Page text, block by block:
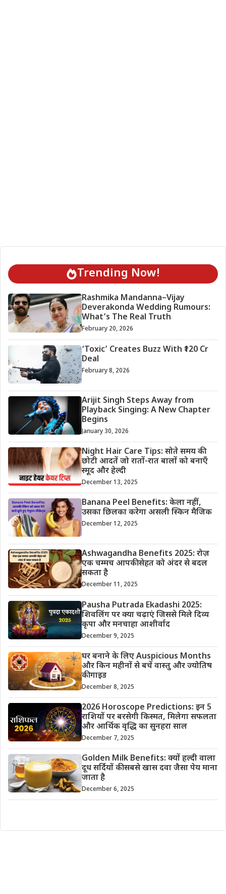
Trending Now!
Rashmika Mandanna–Vijay
Deverakonda Wedding Rumours:
What’s The Real Truth
February 20, 2026
‘Toxic’ Creates Buzz With ₹120 Cr
Deal
February 8, 2026
Arijit Singh Steps Away from
Playback Singing: A New Chapter
Begins
January 30, 2026
Night Hair Care Tips: सोते समय की
छोटी आदतें जो रातों-रात बालों को बनाएँ
स्मूद और हेल्दी
December 13, 2025
Banana Peel Benefits: केला नहीं,
उसका छिलका करेगा असली स्किन मैजिक
December 12, 2025
Ashwagandha Benefits 2025: रोज़
एक चम्मच आपकी सेहत को अंदर से बदल
सकता है
December 11, 2025
Pausha Putrada Ekadashi 2025:
शिवलिंग पर क्या चढ़ाएं जिससे मिले दिव्य
कृपा और मनचाहा आशीर्वाद
December 9, 2025
घर बनाने के लिए Auspicious Months
और किन महीनों से बचें वास्तु और ज्योतिष
की गाइड
December 8, 2025
2026 Horoscope Predictions: इन 5
राशियों पर बरसेगी किस्मत, मिलेगा सफलता
और आर्थिक वृद्धि का सुनहरा साल
December 7, 2025
Golden Milk Benefits: क्यों हल्दी वाला
दूध सर्दियों की सबसे खास दवा जैसा पेय माना
जाता है
December 6, 2025